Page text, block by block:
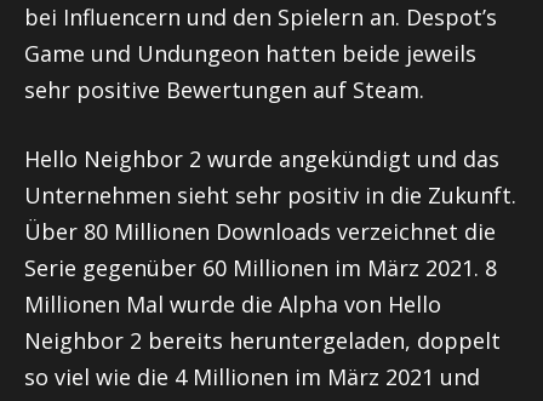
bei Influencern und den Spielern an. Despot’s
Game und Undungeon hatten beide jeweils
sehr positive Bewertungen auf Steam.
Hello Neighbor 2 wurde angekündigt und das
Unternehmen sieht sehr positiv in die Zukunft.
Über 80 Millionen Downloads verzeichnet die
Serie gegenüber 60 Millionen im März 2021. 8
Millionen Mal wurde die Alpha von Hello
Neighbor 2 bereits heruntergeladen, doppelt
so viel wie die 4 Millionen im März 2021 und